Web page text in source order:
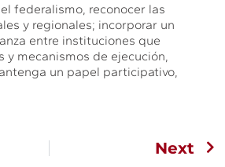
federalismo, reconocer las
y regionales; incorporar un
entre instituciones que
y mecanismos de ejecución,
un papel participativo,
Next